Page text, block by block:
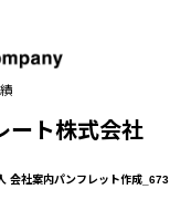
ート株式会社
会社案内パンフレット作成_673